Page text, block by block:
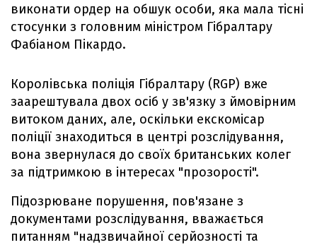
виконати ордер на обшук особи, яка мала тісні
стосунки з головним міністром Гібралтару
Фабіаном Пікардо.
Королівська поліція Гібралтару (RGP) вже
заарештувала двох осіб у зв'язку з ймовірним
витоком даних, але, оскільки екскомісар
поліції знаходиться в центрі розслідування,
вона звернулася до своїх британських колег
за підтримкою в інтересах "прозорості".
Підозрюване порушення, пов'язане з
документами розслідування, вважається
питанням "надзвичайної серйозності та